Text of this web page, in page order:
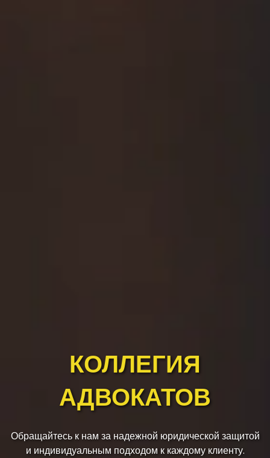
КОЛЛЕГИЯ
АДВОКАТОВ
Обращайтесь к нам за надежной юридической защитой
и индивидуальным подходом к каждому клиенту.